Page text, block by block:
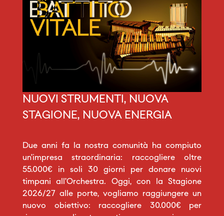
NUOVI STRUMENTI, NUOVA
STAGIONE, NUOVA ENERGIA
Due anni fa la nostra comunità ha compiuto
un’impresa straordinaria: raccogliere oltre
55.000€ in soli 30 giorni per donare nuovi
timpani all’Orchestra. Oggi, con la Stagione
2026/27 alle porte, vogliamo raggiungere un
nuovo obiettivo: raccogliere 30.000€ per